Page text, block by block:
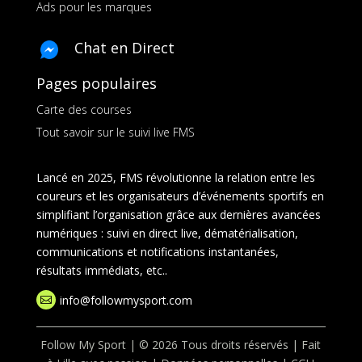
Ads pour les marques
Chat en Direct
Pages populaires
Carte des courses
Tout savoir sur le suivi live FMS
Lancé en 2025, FMS révolutionne la relation entre les
coureurs et les organisateurs d’événements sportifs en
simplifiant l’organisation grâce aux dernières avancées
numériques : suivi en direct live, dématérialisation,
communications et notifications instantanées,
résultats immédiats, etc..
 info@followmysport.com
Follow My Sport | © 2026 Tous droits réservés | Fait